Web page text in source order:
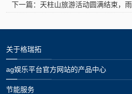
下一篇：天柱山旅游活动圆满结束，
关于格瑞拓
ag娱乐平台官方网站的产品中心
节能服务